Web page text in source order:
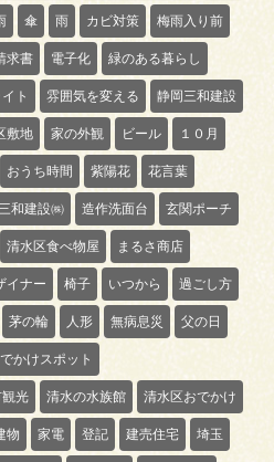
傘 雨 カビ対策 梅雨入り前
求書 電子化 緑のある暮らし
ト 雰囲気を変える 静岡三和建設
敷地 家の外観 ビール １０月
おうち時間 紫陽花 花言葉
三和建設㈱ 造作洗面台 玄関ポーチ
清水区食べ物屋 まるさ商店
イナー 椅子 いつから 過ごし方
茅の輪 人形 無病息災 父の日
かけスポット
光 清水の水族館 清水区おでかけ
物 家電 登記 建売住宅 埼玉